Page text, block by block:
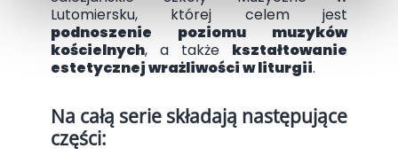
Lutomiersku, której celem jest
podnoszenie poziomu muzyków
kościelnych, a także kształtowanie
estetycznej wrażliwości w liturgii.
Na całą serie składają następujące
części: